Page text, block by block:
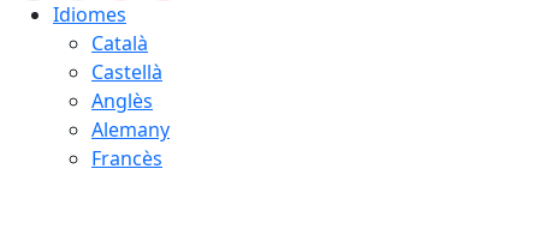
Idiomes
Català
Castellà
Anglès
Alemany
Francès